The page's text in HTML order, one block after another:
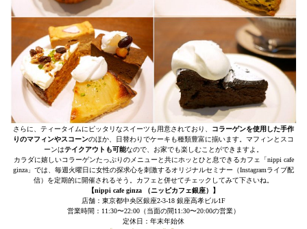
さらに、ティータイムにピッタリなスイーツも用意されており、 コラーゲンを使用した手作
りのマフィンやスコーンのほか、日替わりでケーキも種類豊富に揃います。マフィンとスコ
ーンはテイクアウトも可能なので、お家でも楽しむことができますよ。
カラダに嬉しいコラーゲンたっぷりのメニューと共にホッとひと息できるカフェ「nippi cafe
ginza」では、毎週火曜日に女性の探求心を刺激するオリジナルセミナー（Instagramライブ配
信）を定期的に開催されるそう。カフェと併せてチェックしてみて下さいね。
【nippi cafe ginza （ニッピカフェ銀座）】
店舗：東京都中央区銀座2-3-18 銀座高孝ビル1F
営業時間：11:30〜22:00（当面の間11:30〜20:00の営業）
定休日：年末年始休